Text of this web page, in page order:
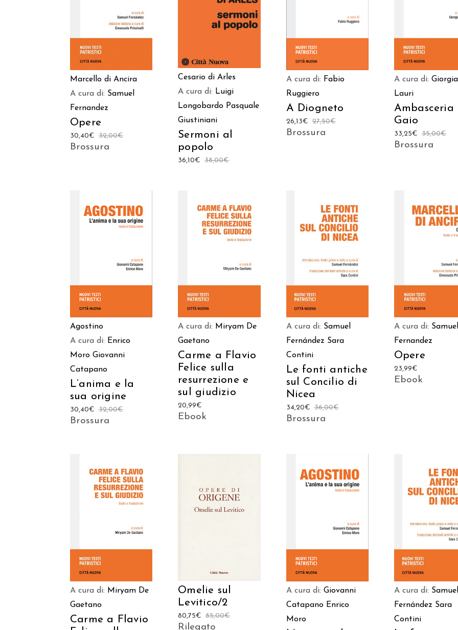
Marcello di Ancira
A cura di: Samuel
Fernandez
Opere
32,00€
30,40€
Brossura
CARRELLO
Cesario di Arles
A cura di: Luigi
Longobardo Pasquale
Giustiniani
Sermoni al
popolo
38,00€
36,10€
A cura di: Fabio
Ruggiero
A Diogneto
27,50€
26,13€
Brossura
A cura di: Giorgia
Lauri
Ambasceria
Gaio
35,00€
33,25€
Brossura
CARRELLO
Agostino
A cura di: Enrico
Moro Giovanni
Catapano
L’anima e la
sua origine
32,00€
30,40€
Brossura
A cura di: Miryam De
Gaetano
Carme a Flavio
Felice sulla
resurrezione e
sul giudizio
20,99€
Ebook
CARRELLO
A cura di: Samuel
Fernández Sara
Contini
Le fonti antiche
sul Concilio di
Nicea
36,00€
34,20€
Brossura
A cura di: Samuel
Fernandez
Opere
23,99€
Ebook
A cura di: Miryam De
Gaetano
Carme a Flavio
AGGIUNGI AL
Omelie sul
Levitico/2
85,00€
80,75€
Rilegato
A cura di: Giovanni
Catapano Enrico
Moro
CARRELLO
A cura di: Samuel
Fernández Sara
Contini